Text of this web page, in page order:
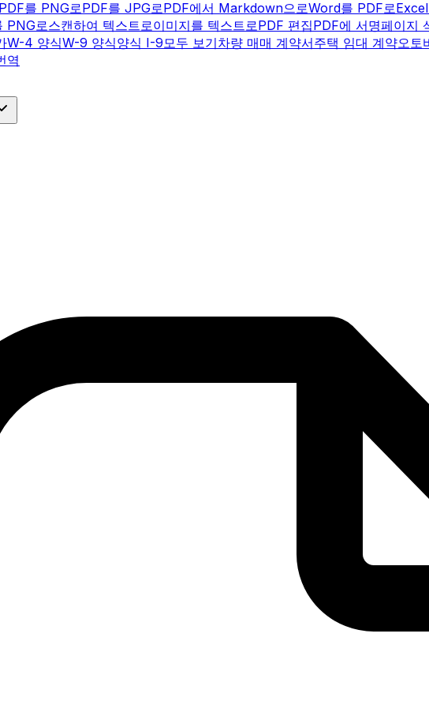
PDF를 PNG로PDF를 JPG로PDF에서 Markdown으로Word를 PDF로
PNG로스캔하여 텍스트로이미지를 텍스트로PDF 편집PDF에 서명페이지
W-4 양식W-9 양식양식 I-9모두 보기차량 매매 계약서주택 임대 계약오토
역